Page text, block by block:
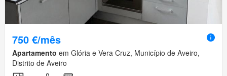
750 €/mês
Apartamento em Glória e Vera Cruz, Município de Aveiro,
Distrito de Aveiro